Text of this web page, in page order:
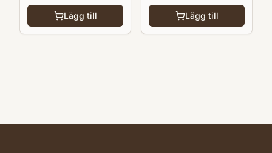
Lägg till Lägg till